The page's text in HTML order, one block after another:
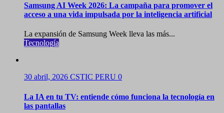
Samsung AI Week 2026: La campaña para promover el
acceso a una vida impulsada por la inteligencia artificial
La expansión de Samsung Week lleva las más...
Tecnología
30 abril, 2026 CSTIC PERU 0
La IA en tu TV: entiende cómo funciona la tecnología en
las pantallas